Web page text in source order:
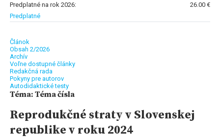
Predplatné na rok 2026:
26.00 €
Predplatné
Článok
Obsah 2/2026
Archív
Voľne dostupné články
Redakčná rada
Pokyny pre autorov
Autodidaktické testy
Téma: Téma čísla
Reprodukčné straty v Slovenskej
republike v roku 2024